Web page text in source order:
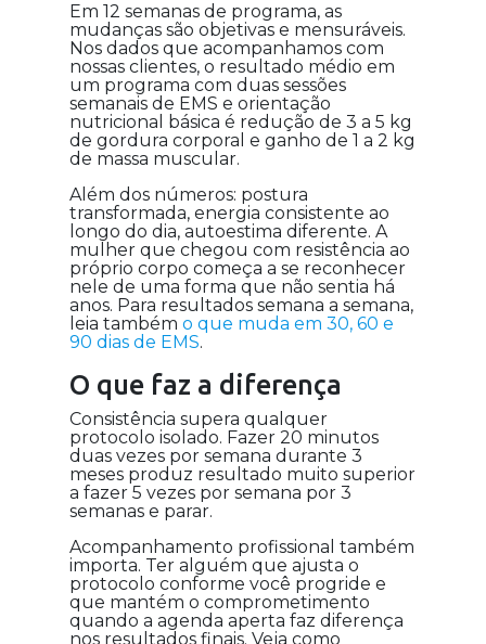
Em 12 semanas de programa, as
mudanças são objetivas e mensuráveis.
Nos dados que acompanhamos com
nossas clientes, o resultado médio em
um programa com duas sessões
semanais de EMS e orientação
nutricional básica é redução de 3 a 5 kg
de gordura corporal e ganho de 1 a 2 kg
de massa muscular.
Além dos números: postura
transformada, energia consistente ao
longo do dia, autoestima diferente. A
mulher que chegou com resistência ao
próprio corpo começa a se reconhecer
nele de uma forma que não sentia há
anos. Para resultados semana a semana,
leia também o que muda em 30, 60 e
90 dias de EMS.
O que faz a diferença
Consistência supera qualquer
protocolo isolado. Fazer 20 minutos
duas vezes por semana durante 3
meses produz resultado muito superior
a fazer 5 vezes por semana por 3
semanas e parar.
Acompanhamento profissional também
importa. Ter alguém que ajusta o
protocolo conforme você progride e
que mantém o comprometimento
quando a agenda aperta faz diferença
nos resultados finais. Veja como